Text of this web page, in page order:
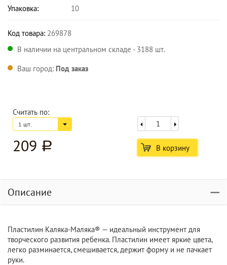
Упаковка:
10
Код товара: 269878
В наличии на центральном складе - 3188 шт.
Ваш город: Под заказ
Считать по:
1 шт.
209 a В корзину
Описание
Пластилин Каляка-Маляка® — идеальный инструмент для
творческого развития ребенка. Пластилин имеет яркие цвета,
легко разминается, смешивается, держит форму и не пачкает
руки.